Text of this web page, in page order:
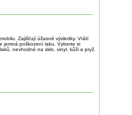
Zajišťují úžasné výsledky. Vrátí
jemná poškození laku. Vyberte si
nevhodné na sklo, vinyl, kůži a pryž.